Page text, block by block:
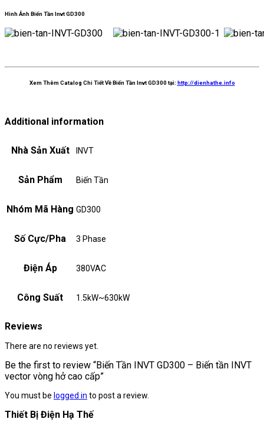
Hình Ảnh Biến Tần Invt GD300
Xem Thêm Catalog Chi Tiết Về Biến Tần Invt GD300 tại: http://dienhathe.info
Additional information
Nhà Sản Xuất INVT
Sản Phẩm Biến Tần
Nhóm Mã Hàng GD300
Số Cực/Pha 3 Phase
Điện Áp 380VAC
Công Suất 1.5kW~630kW
Reviews
There are no reviews yet.
Be the first to review “Biến Tần INVT GD300 – Biến tần INVT
vector vòng hở cao cấp”
You must be logged in to post a review.
Thiết Bị Điện Hạ Thế